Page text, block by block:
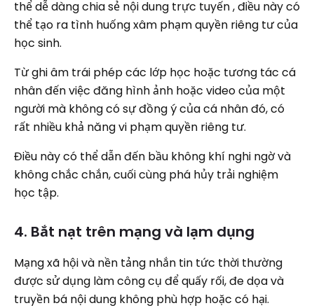
thể dễ dàng chia sẻ nội dung trực tuyến , điều này có
thể tạo ra tình huống xâm phạm quyền riêng tư của
học sinh.
Từ ghi âm trái phép các lớp học hoặc tương tác cá
nhân đến việc đăng hình ảnh hoặc video của một
người mà không có sự đồng ý của cá nhân đó, có
rất nhiều khả năng vi phạm quyền riêng tư.
Điều này có thể dẫn đến bầu không khí nghi ngờ và
không chắc chắn, cuối cùng phá hủy trải nghiệm
học tập.
4. Bắt nạt trên mạng và lạm dụng
Mạng xã hội và nền tảng nhắn tin tức thời thường
được sử dụng làm công cụ để quấy rối, đe dọa và
truyền bá nội dung không phù hợp hoặc có hại.